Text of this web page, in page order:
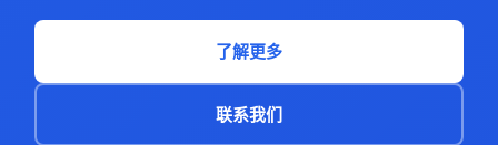
了解更多
联系我们